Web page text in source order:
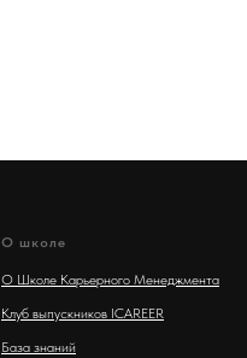
О школе
О Школе Карьерного Менеджмента
Клуб выпускников ICAREER
База знаний